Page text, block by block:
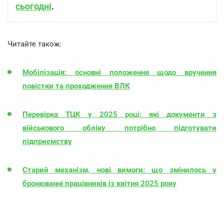
сьогодні.
Читайте також:
Мобілізація: основні положення щодо вручення
повістки та проходження ВЛК
Перевірка ТЦК у 2025 році: які документи з
військового обліку потрібно підготувати
підприємству
Старий механізм, нові вимоги: що змінилось у
бронюванні працівників із квітня 2025 року